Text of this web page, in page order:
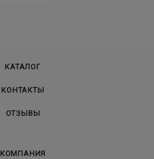
КАТАЛОГ
КОНТАКТЫ
ОТЗЫВЫ
КОМПАНИЯ